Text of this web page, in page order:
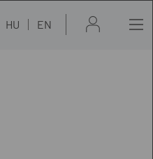
HU EN